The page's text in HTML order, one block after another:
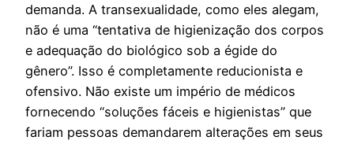
demanda. A transexualidade, como eles alegam,
não é uma “tentativa de higienização dos corpos
e adequação do biológico sob a égide do
gênero”. Isso é completamente reducionista e
ofensivo. Não existe um império de médicos
fornecendo “soluções fáceis e higienistas” que
fariam pessoas demandarem alterações em seus